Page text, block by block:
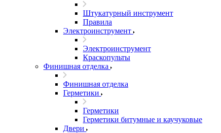
Штукатурный инструмент
Правила
Электроинструмент
Электроинструмент
Краскопульты
Финишная отделка
Финишная отделка
Герметики
Герметики
Герметики битумные и каучуковые
Двери